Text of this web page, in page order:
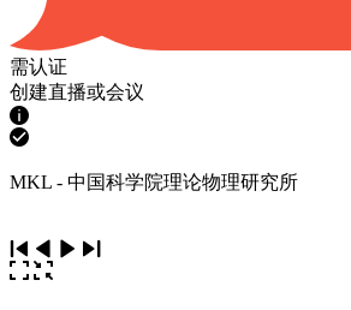
需认证
创建直播或会议
MKL - 中国科学院理论物理研究所